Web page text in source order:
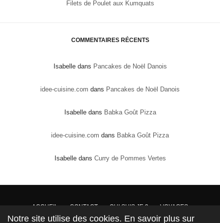
Filets de Poulet aux Kumquats
COMMENTAIRES RÉCENTS
Isabelledans Pancakes de Noël Danois
idee-cuisine.com dans Pancakes de Noël Danois
Isabelledans Babka Goût Pizza
idee-cuisine.com dans Babka Goût Pizza
Isabelledans Curry de Pommes Vertes
ACCUEIL CONTACT QUI SUIS JE ? VOYAGES
DROITS DE PROPRIÉTÉ : Conformément à la loi, les textes, recettes et photos sont la
Notre site utilise des cookies. En savoir plus sur